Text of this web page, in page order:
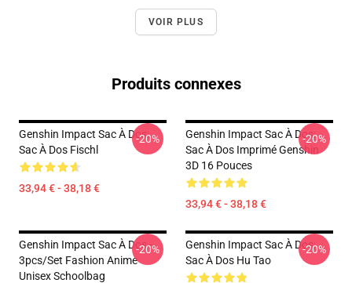
VOIR PLUS
Produits connexes
Genshin Impact Sac À Dos:
Sac À Dos Fischl
33,94 € - 38,18 €
-20%
Genshin Impact Sac À Dos:
Sac À Dos Imprimé Genshin
3D 16 Pouces
33,94 € - 38,18 €
-20%
Genshin Impact Sac À Dos -
3pcs/Set Fashion Anime
Unisex Schoolbag
-20%
Genshin Impact Sac À Dos:
Sac À Dos Hu Tao
-20%